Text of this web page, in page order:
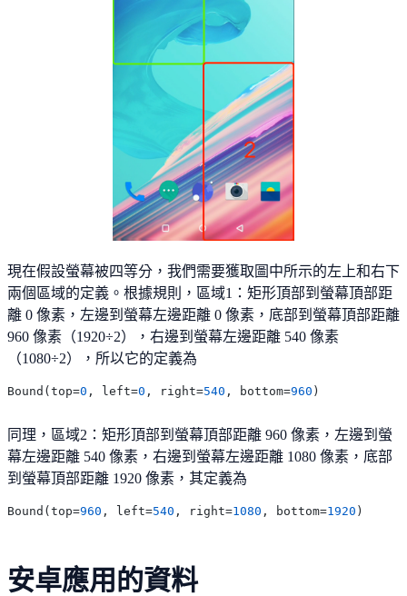
現在假設螢幕被四等分，我們需要獲取圖中所示的左上和右下
兩個區域的定義。根據規則，區域1：矩形頂部到螢幕頂部距
離 0 像素，左邊到螢幕左邊距離 0 像素，底部到螢幕頂部距離
960 像素（1920÷2），右邊到螢幕左邊距離 540 像素
（1080÷2），所以它的定義為
Bound(top=0 , left=0 , right=540 , bottom=960
同理，區域2：矩形頂部到螢幕頂部距離 960 像素，左邊到螢
幕左邊距離 540 像素，右邊到螢幕左邊距離 1080 像素，底部
到螢幕頂部距離 1920 像素，其定義為
Bound(top=960 , left=540 , right=1080 , bottom=1920
安卓應用的資料